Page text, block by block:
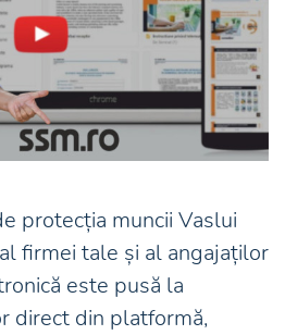
protecția muncii Vaslui
firmei tale și al angajaților
este pusă la
direct din platformă,